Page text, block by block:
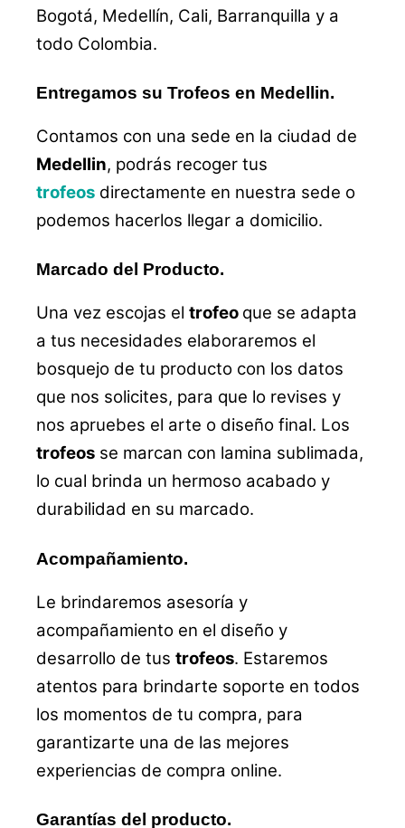
Bogotá, Medellín, Cali, Barranquilla y a
todo Colombia.
Entregamos su Trofeos en Medellin.
Contamos con una sede en la ciudad de
Medellin, podrás recoger tus
trofeos directamente en nuestra sede o
podemos hacerlos llegar a domicilio.
Marcado del Producto.
Una vez escojas el trofeo que se adapta
a tus necesidades elaboraremos el
bosquejo de tu producto con los datos
que nos solicites, para que lo revises y
nos apruebes el arte o diseño final. Los
trofeos se marcan con lamina sublimada,
lo cual brinda un hermoso acabado y
durabilidad en su marcado.
Acompañamiento.
Le brindaremos asesoría y
acompañamiento en el diseño y
desarrollo de tus trofeos. Estaremos
atentos para brindarte soporte en todos
los momentos de tu compra, para
garantizarte una de las mejores
experiencias de compra online.
Garantías del producto.